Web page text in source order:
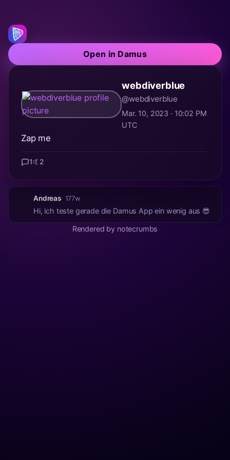
Open in Damus
webdiverblue
@webdiverblue
Mar. 10, 2023 · 10:02 PM
UTC
Zap me
1🤙 2
Andreas· 177w
Hi, ich teste gerade die Damus App ein wenig aus 😎
Rendered by notecrumbs